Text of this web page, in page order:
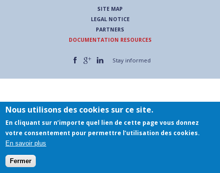
SITE MAP
LEGAL NOTICE
PARTNERS
DOCUMENTATION RESOURCES
Stay informed
Nous utilisons des cookies sur ce site.
En cliquant sur n’importe quel lien de cette page vous donnez
votre consentement pour permettre l’utilisation des cookies.
En savoir plus
Fermer